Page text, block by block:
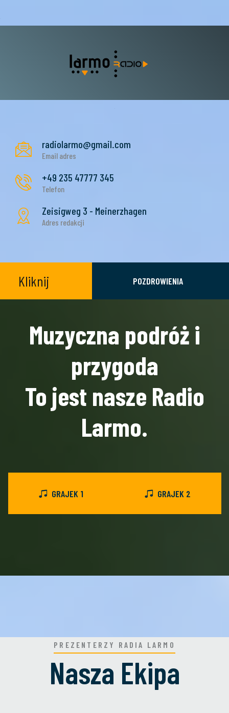
radiolarmo@gmail.com
Email adres
+49 235 47777 345
Telefon
Zeisigweg 3 - Meinerzhagen
Adres redakcji
Kliknij POZDROWIENIA
Muzyczna podróż i
przygoda
To jest nasze Radio
Larmo.
GRAJEK 1 GRAJEK 2
PREZENTERZY RADIA LARMO
Nasza Ekipa